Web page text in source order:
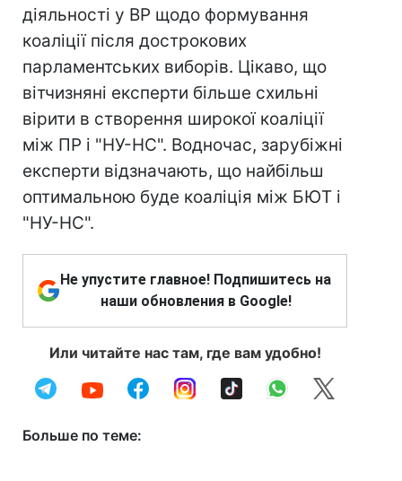
діяльності у ВР щодо формування
коаліції після дострокових
парламентських виборів. Цікаво, що
вітчизняні експерти більше схильні
вірити в створення широкої коаліції
між ПР і "НУ-НС". Водночас, зарубіжні
експерти відзначають, що найбільш
оптимальною буде коаліція між БЮТ і
"НУ-НС".
Не упустите главное! Подпишитесь на
наши обновления в Google!
Или читайте нас там, где вам удобно!
Больше по теме: